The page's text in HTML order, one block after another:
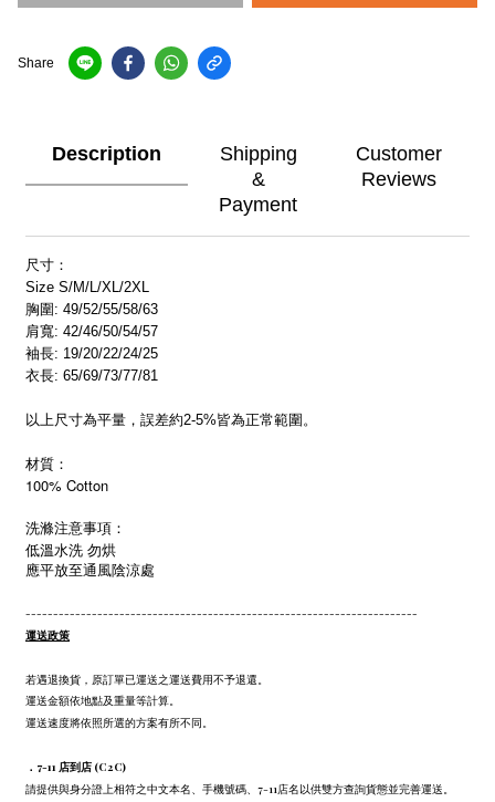
Share
Description
Shipping
&
Payment
Customer
Reviews
尺寸：
Size S/M/L/XL/2XL
胸圍: 49/52/55/58/63
肩寬: 42/46/50/54/57
袖長: 19/20/22/24/25
衣長: 65/69/73/77/81
以上尺寸為平量，誤差約2-5%皆為正常範圍。
材質：
100% Cotton
洗滌注意事項：
低溫水洗 勿烘
應平放至通風陰涼處
-----------------------------------------------------------------------
運送政策
若遇退換貨，原訂單已運送之運送費用不予退還。
運送金額依地點及重量等計算。
運送速度將依照所選的方案有所不同。
．7-11 店到店 (C2C)
請提供與身分證上相符之中文本名、手機號碼、7-11店名以供雙方查詢貨態並完善運送。